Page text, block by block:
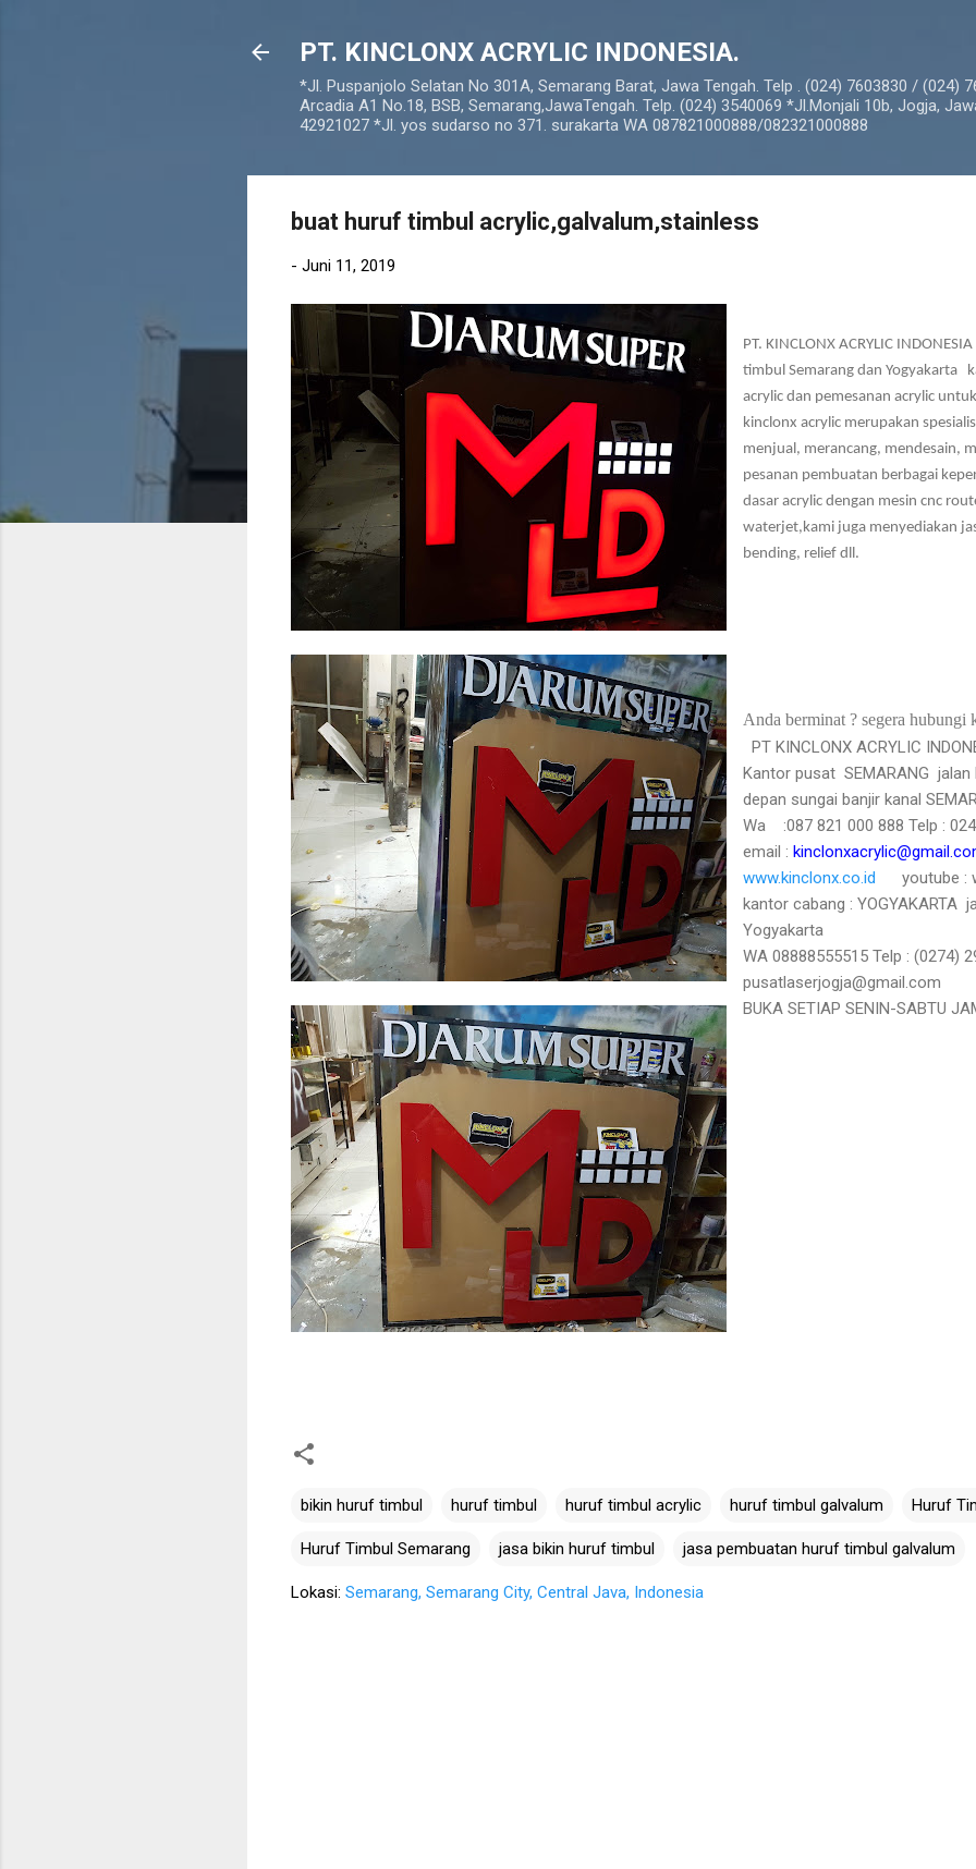
PT. KINCLONX ACRYLIC INDONESIA.
*Jl. Puspanjolo Selatan No 301A, Semarang Barat, Jawa Tengah. Telp . (024) 7603830 / (024)
Arcadia A1 No.18, BSB, Semarang,JawaTengah. Telp. (024) 3540069 *Jl.Monjali 10b, Jogja,
42921027 *Jl. yos sudarso no 371. surakarta WA 087821000888/082321000888
buat huruf timbul acrylic,galvalum,stainless
- Juni 11, 2019
PT. KINCLONX ACRYLIC
timbul Semarang dan Yogyakarta
acrylic dan pemesanan acrylic
kinclonx acrylic merupakan
menjual, merancang, mendesain,
pesanan pembuatan berbagai
dasar acrylic dengan mesin cnc
waterjet,kami juga menyediakan
bending, relief dll .
Anda berminat ? segera hubungi
PT KINCLONX ACRYLIC
Kantor pusat SEMARANG jalan
depan sungai banjir kanal
Wa :087 821 000 888 Telp :
email :
www.kinclonx.co.id youtube :
kantor cabang : YOGYAKARTA
Yogyakarta
WA 08888555515 Telp : (0274)
pusatlaserjogja@gmail.com
BUKA SETIAP SENIN-SABTU
bikin huruf timbul huruf timbul huruf timbul acrylic huruf timbul galvalum Huruf
Huruf Timbul Semarang jasa bikin huruf timbul jasa pembuatan huruf timbul galvalum
Lokasi: Semarang, Semarang City, Central Java, Indonesia